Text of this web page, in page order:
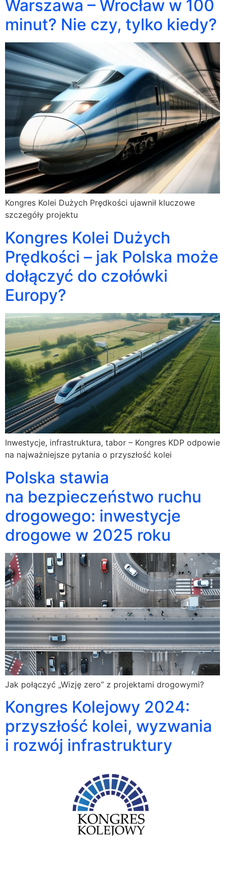
Warszawa – Wrocław w 100
minut? Nie czy, tylko kiedy?
Kongres Kolei Dużych Prędkości ujawnił kluczowe
szczegóły projektu
Kongres Kolei Dużych
Prędkości – jak Polska może
dołączyć do czołówki
Europy?
Inwestycje, infrastruktura, tabor – Kongres KDP odpowie
na najważniejsze pytania o przyszłość kolei
Polska stawia
na bezpieczeństwo ruchu
drogowego: inwestycje
drogowe w 2025 roku
Jak połączyć „Wizję zero” z projektami drogowymi?
Kongres Kolejowy 2024:
przyszłość kolei, wyzwania
i rozwój infrastruktury